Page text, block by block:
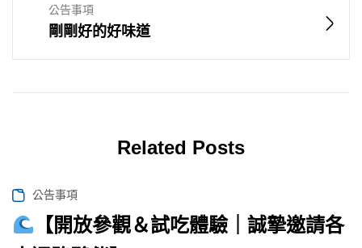
公告事項
剛剛好的好味道
Related Posts
公告事項
【開放參觀＆試吃體驗｜誠摯邀請各